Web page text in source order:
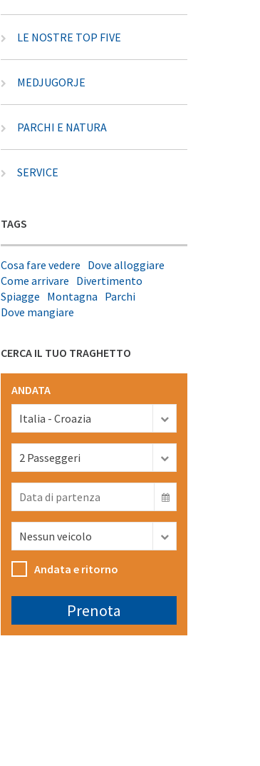
LE NOSTRE TOP FIVE
MEDJUGORJE
PARCHI E NATURA
SERVICE
TAGS
Cosa fare vedere Dove alloggiare
Come arrivare Divertimento
Spiagge Montagna Parchi
Dove mangiare
CERCA IL TUO TRAGHETTO
ANDATA
Andata e ritorno